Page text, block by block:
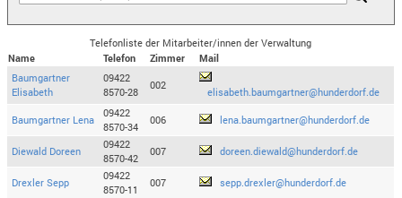
Telefonliste der Mitarbeiter/innen der Verwaltung
Name
Telefon Zimmer
Mail
Baumgartner
Elisabeth
09422
8570-28
002
elisabeth.baumgartner@hunderdorf.de
Baumgartner Lena
09422
8570-34
006 lena.baumgartner@hunderdorf.de
Diewald Doreen
09422
8570-42
007 doreen.diewald@hunderdorf.de
Drexler Sepp
09422
8570-11
007 sepp.drexler@hunderdorf.de